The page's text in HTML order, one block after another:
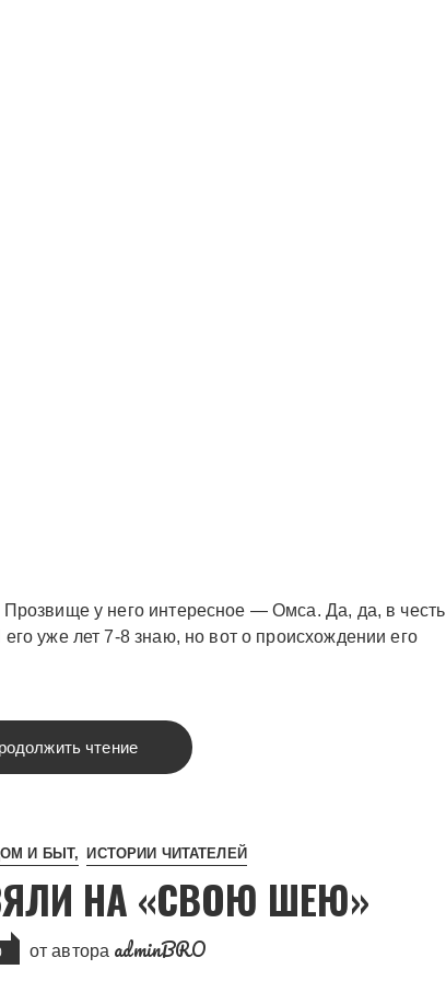
у него интересное — Омса. Да, да, в честь
уже лет 7-8 знаю, но вот о происхождении его
чтение
И БЫТ ИСТОРИИ ЧИТАТЕЛЕЙ
НА «СВОЮ ШЕЮ»
от автора adminBRO